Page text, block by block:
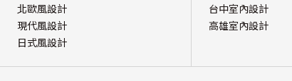
北歐風設計
現代風設計
日式風設計
台中室內設計
高雄室內設計